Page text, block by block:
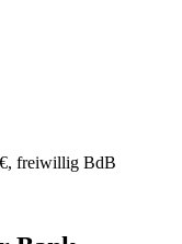
freiwillig BdB